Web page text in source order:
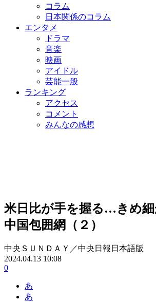
コラム
日本関係のコラム
エンタメ
ドラマ
音楽
映画
アイドル
芸能一般
ランキング
アクセス
コメント
みんなの感想
米日比が手を握る…きめ
中国包囲網（２）
中央ＳＵＮＤＡＹ／中央日報日本語版
2024.04.13 10:08
0
あ
あ